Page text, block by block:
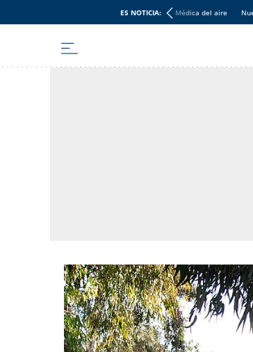
ES NOTICIA: Médica del aire